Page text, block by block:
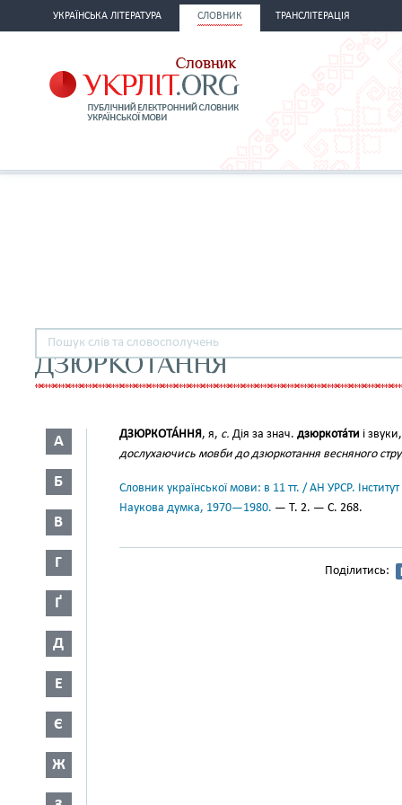
УКРАЇНСЬКА ЛІТЕРАТУРА СЛОВНИК ТРАНСЛІТЕРАЦІЯ
ДЗЮРКОТАННЯ
А
Б
В
Г
Ґ
Д
Е
Є
Ж
ДЗЮРКОТА́ННЯ, я, с. Дія за знач. дзюркота́ти і
дослухаючись мовби до дзюркотання весняного
Словник української мови: в 11 тт. / АН УРСР.
Наукова думка, 1970—1980. — Т. 2. — С. 268.
Поділитись: